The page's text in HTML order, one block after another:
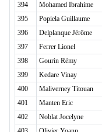
394
Mohamed Ibrahime
395
Popiela Guillaume
396
Delplanque Jérôme
397
Ferrer Lionel
398
Gourin Rémy
399
Kedare Vinay
400
Maliverney Titouan
401
Manten Eric
402
Noblat Jocelyne